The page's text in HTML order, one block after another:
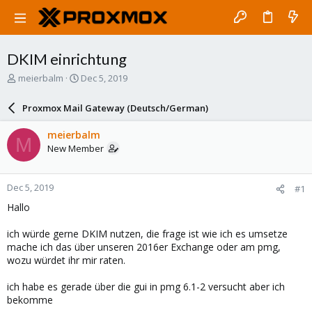
DKIM einrichtung
T
a
d
s
t
a
r
t
e
meierbalm
S
a
r
d
a
e
Dec 5, 2019
Proxmox Mail Gateway (Deutsch/German)
M meierbalm
New Member
Dec 5, 2019 #1
Hallo
ich würde gerne DKIM nutzen, die frage ist wie ich es umsetze
mache ich das über unseren 2016er Exchange oder am pmg,
wozu würdet ihr mir raten.
ich habe es gerade über die gui in pmg 6.1-2 versucht aber ich
bekomme